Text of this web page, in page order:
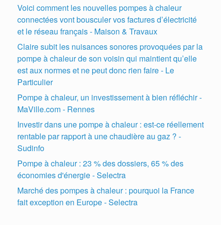
Voici comment les nouvelles pompes à chaleur
connectées vont bousculer vos factures d’électricité
et le réseau français - Maison & Travaux
Claire subit les nuisances sonores provoquées par la
pompe à chaleur de son voisin qui maintient qu’elle
est aux normes et ne peut donc rien faire - Le
Particulier
Pompe à chaleur, un investissement à bien réfléchir -
MaVille.com - Rennes
Investir dans une pompe à chaleur : est-ce réellement
rentable par rapport à une chaudière au gaz ? -
Sudinfo
Pompe à chaleur : 23 % des dossiers, 65 % des
économies d'énergie - Selectra
Marché des pompes à chaleur : pourquoi la France
fait exception en Europe - Selectra